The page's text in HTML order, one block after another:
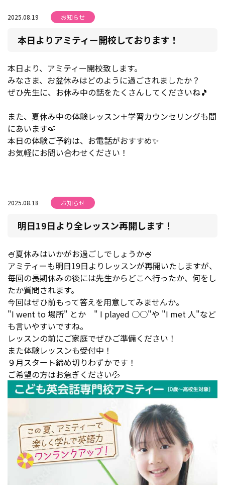
2025.08.19 お知らせ
本日よりアミティー開校しております！
本日より、アミティー開校致します。
みなさま、お盆休みはどのように過ごされましたか？
ぜひ先生に、お休み中の話をたくさんしてくださいね🎵
また、夏休み中の体験レッスン＋学習カウンセリングも間
にあいます🍉
本日の体験ご予約は、お電話がおすすめ✨
お気軽にお問い合わせください！
2025.08.18 お知らせ
明日19日より全レッスン再開します！
🍧夏休みはいかがお過ごしでしょうか🍧
アミティーも明日19日よりレッスンが再開いたしますが、
毎回の長期休みの後には先生からどこへ行ったか、何をし
たか質問されます。
今回はぜひ前もって答えを用意してみませんか。
"I went to 場所" とか " I played ○○"や "I met 人"など
も言いやすいですね。
レッスンの前にご家庭でぜひご準備ください！
また体験レッスンも受付中！
９月スタート締め切りわずかです！
ご希望の方はお急ぎください💦